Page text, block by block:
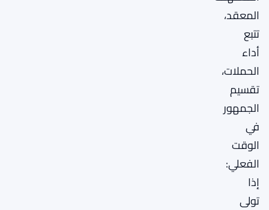
المعقد،
تتبع
أداء
الحملات،
تقسيم
الجمهور
في
الوقت
الفعلي:
إذا
تولى